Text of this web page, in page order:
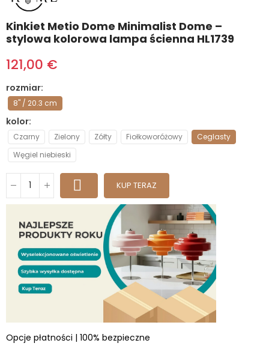
Kinkiet Metio Dome Minimalist Dome –
stylowa kolorowa lampa ścienna HL1739
121,00 €
rozmiar
8" / 20.3 cm
kolor
Czarny Zielony Zółty Fiołkoworóżowy
Ceglasty
Węgiel niebieski
KUP TERAZ
Opcje płatności | 100% bezpieczne